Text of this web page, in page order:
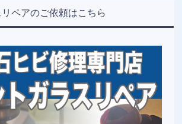
ペアのご依頼はこちら